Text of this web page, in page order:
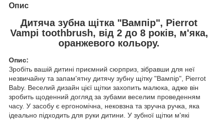
Опис
Дитяча зубна щітка "Вампір", Pierrot
Vampi toothbrush, від 2 до 8 років, м'яка,
оранжевого кольору.
Опис:
Зробіть вашій дитині приємний сюрприз, зібравши для неї
незвичайну та запам'ятну дитячу зубну щітку "Вампір", Pierrot
Baby. Веселий дизайн цієї щітки захопить малюка, адже він
зробить щоденний догляд за зубами веселим проведенням
часу. У засобу є ергономічна, нековзна та зручна ручка, яка
ідеально підходить для руки дитини. У зубної щітки м'які